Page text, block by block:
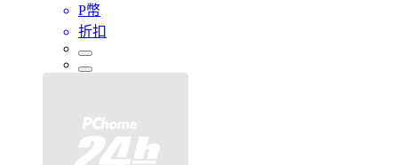
P幣
折扣